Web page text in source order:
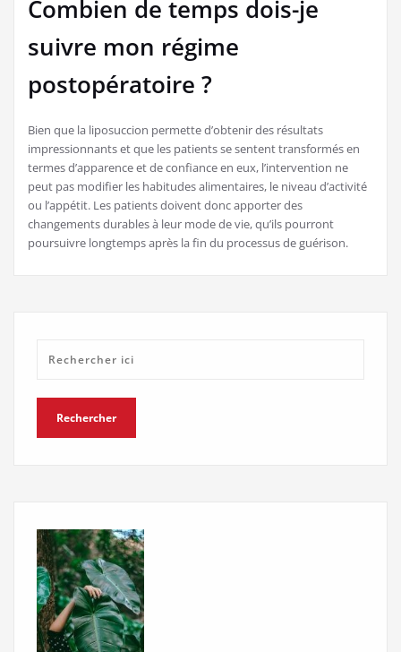
Combien de temps dois-je
suivre mon régime
postopératoire ?
Bien que la liposuccion permette d’obtenir des résultats
impressionnants et que les patients se sentent transformés en
termes d’apparence et de confiance en eux, l’intervention ne
peut pas modifier les habitudes alimentaires, le niveau d’activité
ou l’appétit. Les patients doivent donc apporter des
changements durables à leur mode de vie, qu’ils pourront
poursuivre longtemps après la fin du processus de guérison.